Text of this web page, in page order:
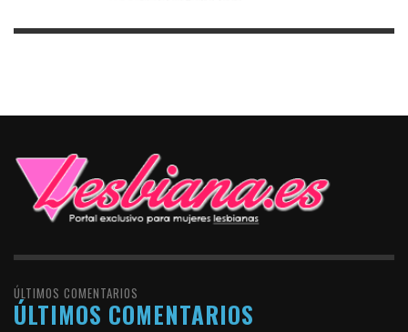
ÚLTIMOS COMENTARIOS
ÚLTIMOS COMENTARIOS